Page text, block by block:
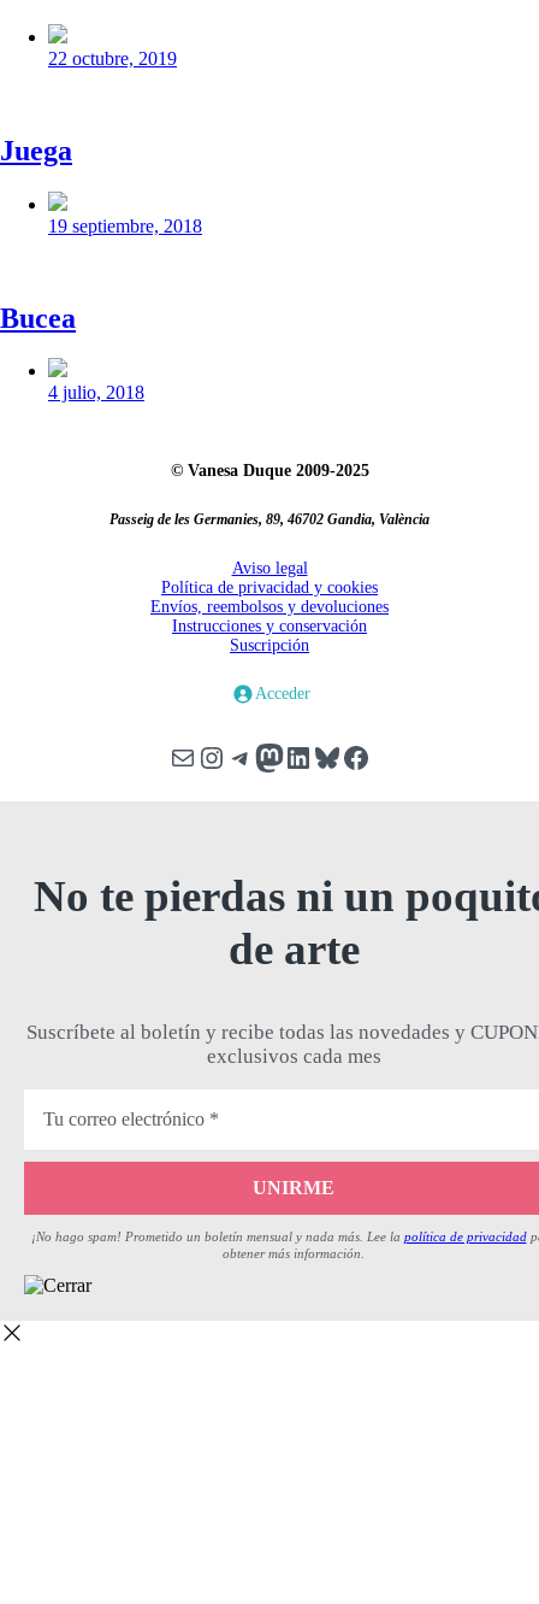
Fecha
publicación
22 octubre, 2019
Juega
Fecha
publicación
19 septiembre, 2018
Bucea
Fecha
publicación
4 julio, 2018
© Vanesa Duque 2009-2025
Passeig de les Germanies, 89, 46702 Gandia, València
Aviso legal
Política de privacidad y cookies
Envíos, reembolsos y devoluciones
Instrucciones y conservación
Suscripción
Acceder
Correo electrónico
Instagram
Telegram
Mastodon
LinkedIn
Bluesky
Facebook
No te pierdas ni un
de arte
Suscríbete al boletín y recibe todas las novedades y
exclusivos cada mes
¡No hago spam! Prometido un boletín mensual y nada más. Lee la política de privacidad
obtener más información.